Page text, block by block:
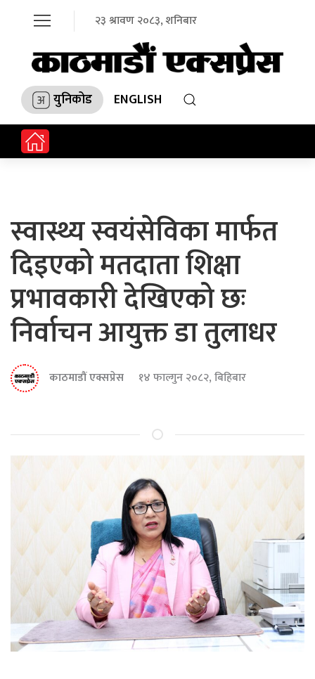
२३ श्रावण २०८३, शनिबार
युनिकोड ENGLISH
स्वास्थ्य स्वयंसेविका मार्फत
दिइएको मतदाता शिक्षा
प्रभावकारी देखिएको छः
निर्वाचन आयुक्त डा तुलाधर
काठमाडौं एक्सप्रेस १४ फाल्गुन २०८२, बिहिबार